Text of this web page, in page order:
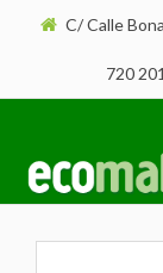
C/ Calle
720 201